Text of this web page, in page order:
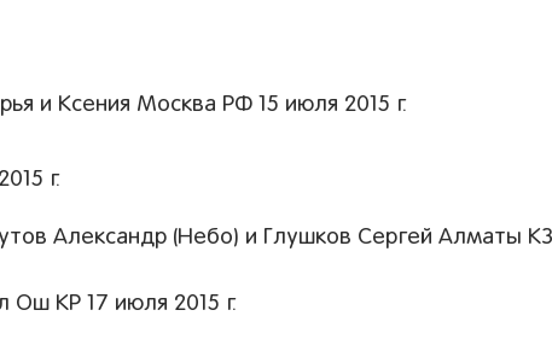
и Ксения Москва РФ 15 июля 2015 г.
г.
Александр (Небо) и Глушков Сергей Алматы
Ош КР 17 июля 2015 г.